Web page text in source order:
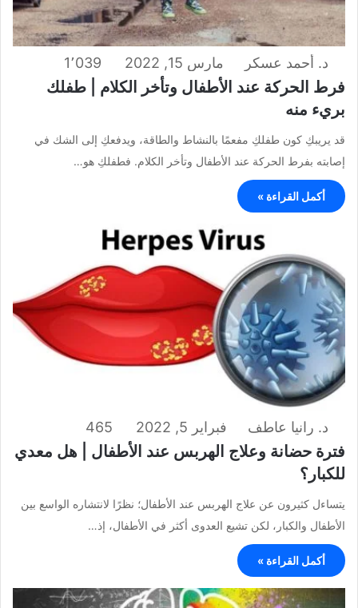
د. أحمد عسكر مارس 15, 2022 1٬039
فرط الحركة عند الأطفال وتأخر الكلام | طفلك
بريء منه
قد يريبكِ كون طفلكِ مفعمًا بالنشاط والطاقة، ويدفعكِ إلى الشك في
إصابته بفرط الحركة عند الأطفال وتأخر الكلام. فطفلكِ هو…
أكمل القراءة »
د. رانيا عاطف فبراير 5, 2022 465
فترة حضانة وعلاج الهربس عند الأطفال | هل معدي
للكبار؟
يتساءل كثيرون عن علاج الهربس عند الأطفال؛ نظرًا لانتشاره الواسع بين
الأطفال والكبار، لكن تشيع العدوى أكثر في الأطفال، إذ…
أكمل القراءة »